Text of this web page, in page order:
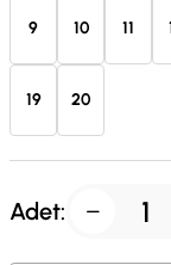
9 10 11
19 20
Adet: